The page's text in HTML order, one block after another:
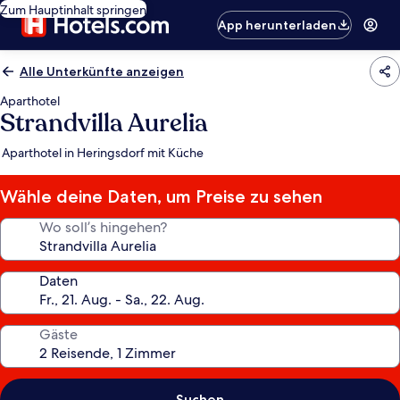
Zum Hauptinhalt springen
App herunterladen
Alle Unterkünfte anzeigen
Aparthotel
Strandvilla Aurelia
Aparthotel in Heringsdorf mit Küche
Wähle deine Daten, um Preise zu sehen
Wo soll’s hingehen?
Daten
Gäste